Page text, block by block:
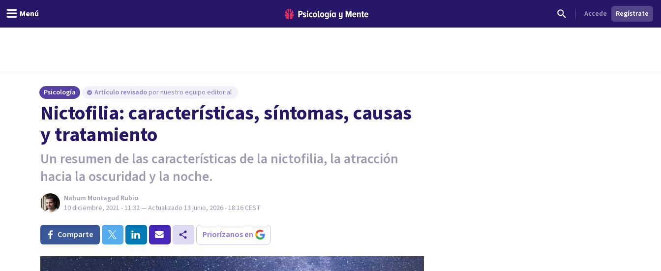
Menú Accede Regístrate
Psicología Artículo revisado por nuestro equipo editorial
Nictofilia: características, síntomas, causas
y tratamiento
Un resumen de las características de la nictofilia, la atracción
hacia la oscuridad y la noche.
Nahum Montagud Rubio
10 diciembre, 2021 - 11:32— Actualizado 13 junio, 2026 - 18:16 CEST
Comparte Priorízanos en